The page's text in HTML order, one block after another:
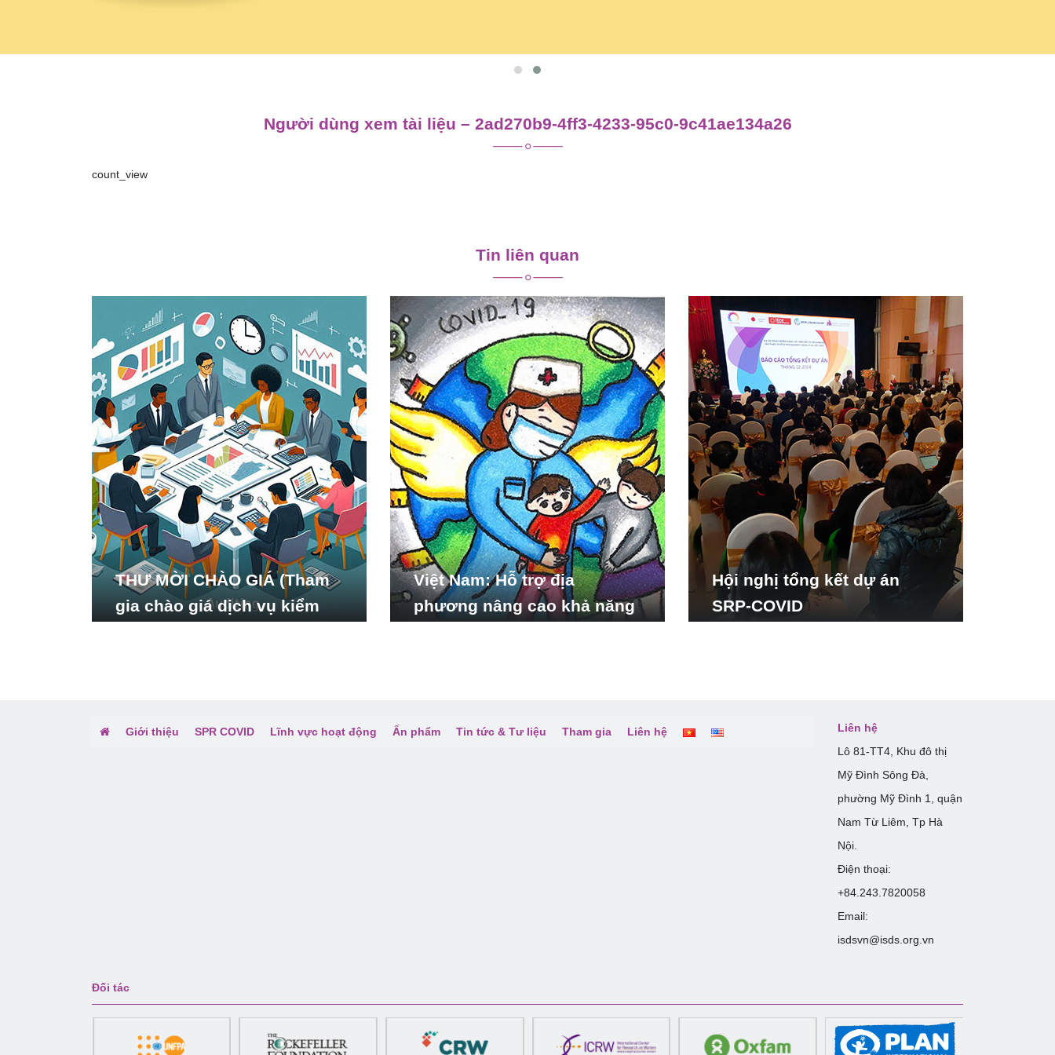
Người dùng xem tài liệu – 2ad270b9-4ff3-4233-95c0-9c41ae134a26
count_view
viết
Tin liên quan
THƯ MỜI CHÀO GIÁ (Tham
gia chào giá dịch vụ kiểm
Việt Nam: Hỗ trợ địa
phương nâng cao khả năng
Hội nghị tổng kết dự án
SRP-COVID
Giới thiệu SPR COVID Lĩnh vực hoạt động Ấn phẩm Tin tức & Tư liệu Tham gia Liên hệ
Liên hệ
Lô 81-TT4, Khu đô thị
Mỹ Đình Sông Đà,
phường Mỹ Đình 1, quận
Nam Từ Liêm, Tp Hà
Nội.
Điện thoại:
+84.243.7820058
Email:
isdsvn@isds.org.vn
Đối tác